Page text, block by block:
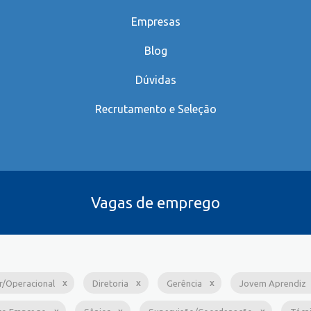
Empresas
Blog
Dúvidas
Recrutamento e Seleção
Vagas de emprego
Operacional Diretoria Gerência Jovem Aprendiz